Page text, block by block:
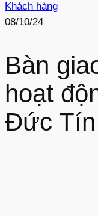
Khách hàng
08/10/24
Bàn
hoạt
Đức Tín